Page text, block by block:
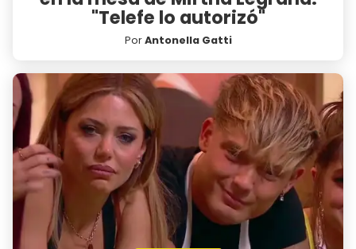
"Telefe lo autorizó"
PorAntonella Gatti